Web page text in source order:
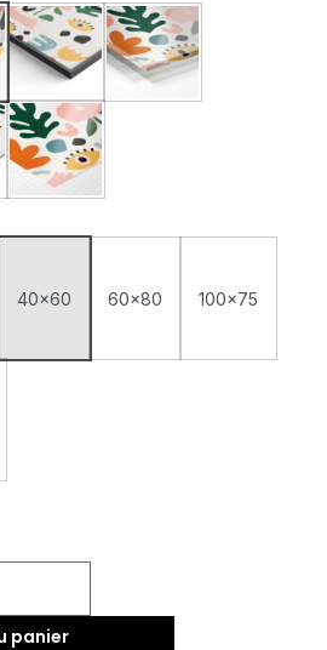
Monté Sur Châssis
Tableau Cadre Flottant
Tableau Plexiglas
Aluminium
Poster sur Papier Photo
40x60 60x80 100x75
panier